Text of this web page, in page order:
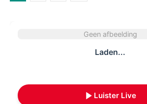
Geen afbeelding
Laden...
Luister Live